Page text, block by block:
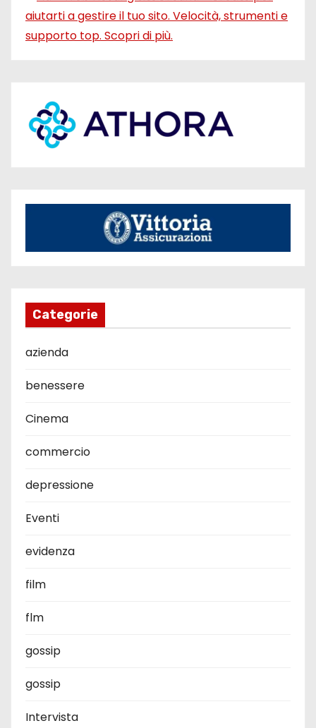
Categorie
azienda
benessere
Cinema
commercio
depressione
Eventi
evidenza
film
flm
gossip
gossip
Intervista